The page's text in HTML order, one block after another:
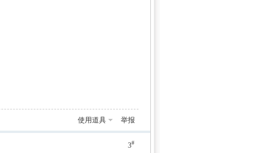
使用道具 举报
3#